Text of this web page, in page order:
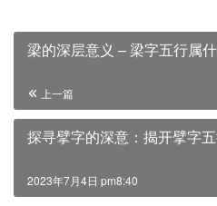
梁的深层意义 – 梁字五行属
上一篇
探寻擘字的深意：揭开擘字
2023年7月4日 pm8:40